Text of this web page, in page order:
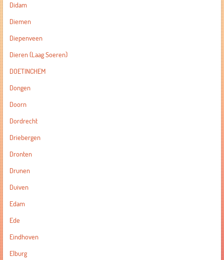
Didam
Diemen
Diepenveen
Dieren (Laag Soeren)
DOETINCHEM
Dongen
Doorn
Dordrecht
Driebergen
Dronten
Drunen
Duiven
Edam
Ede
Eindhoven
Elburg